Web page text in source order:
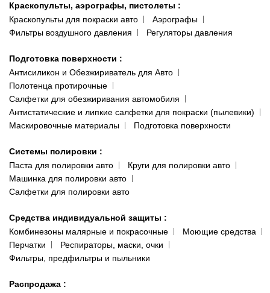
Краскопульты, аэрографы, пистолеты :
Краскопульты для покраски авто
Аэрографы
Фильтры воздушного давления
Регуляторы давления
Подготовка поверхности :
Антисиликон и Обезжириватель для Авто
Полотенца протирочные
Салфетки для обезжиривания автомобиля
Антистатические и липкие салфетки для покраски (пылевики)
Маскировочные материалы
Подготовка поверхности
Системы полировки :
Паста для полировки авто
Круги для полировки авто
Машинка для полировки авто
Салфетки для полировки авто
Средства индивидуальной защиты :
Комбинезоны малярные и покрасочные
Моющие средства
Перчатки
Респираторы, маски, очки
Фильтры, предфильтры и пыльники
Распродажа :